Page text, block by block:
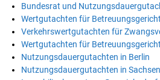
Bundesrat und
Wertgutachten für
Verkehrswertgutachten für
Wertgutachten für
Nutzungsdauergutachten in Berlin
Nutzungsdauergutachten in Sachsen